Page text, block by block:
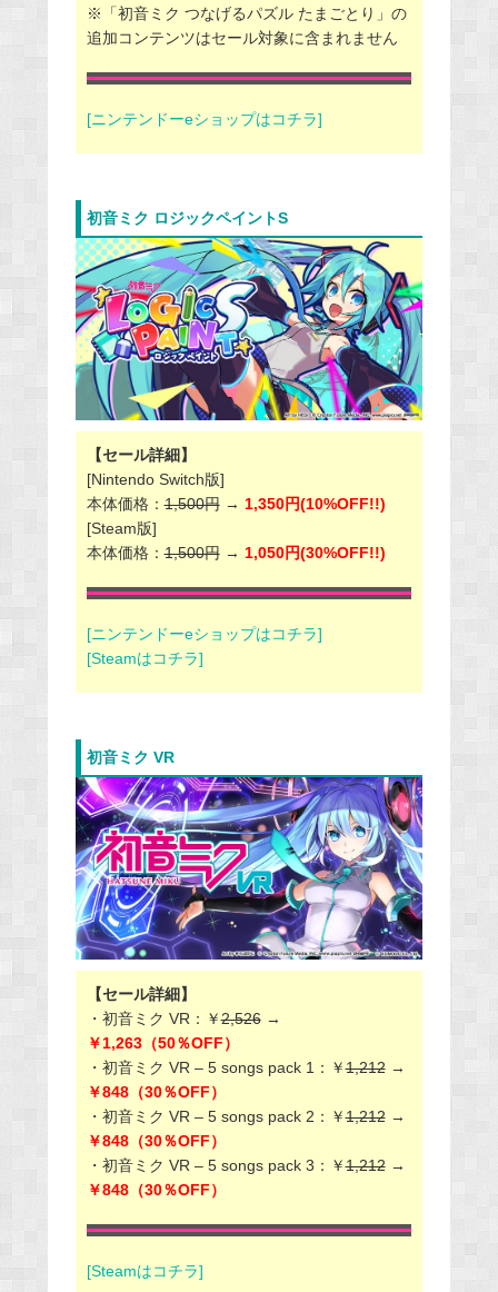
※「初音ミク つなげるパズル たまごとり」の
追加コンテンツはセール対象に含まれません
[ニンテンドーeショップはコチラ]
初音ミク ロジックペイントS
【セール詳細】
[Nintendo Switch版]
本体価格：1,500円→ 1,350円(10%OFF!!)
[Steam版]
本体価格：1,500円→ 1,050円(30%OFF!!)
[ニンテンドーeショップはコチラ]
[Steamはコチラ]
初音ミク VR
【セール詳細】
・初音ミク VR：￥2,526→
￥1,263（50％OFF）
・初音ミク VR – 5 songs pack 1：￥1,212→
￥848（30％OFF）
・初音ミク VR – 5 songs pack 2：￥1,212→
￥848（30％OFF）
・初音ミク VR – 5 songs pack 3：￥1,212→
￥848（30％OFF）
[Steamはコチラ]